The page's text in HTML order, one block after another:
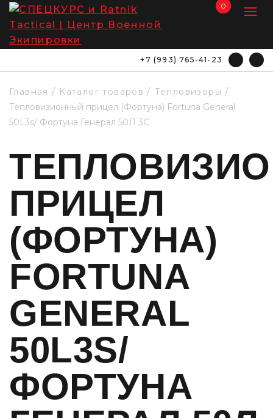
+7 (993) 765-41-23
0
Главная Каталог товаров
Тепловизоры
Тепловизионный прицел (Фортуна) Fortuna General
50L3s/ Фортуна Генерал 50Л 3С
ПРИЦЕЛ
(ФОРТУНА)
FORTUNA
GENERAL
50L3S/
ФОРТУНА